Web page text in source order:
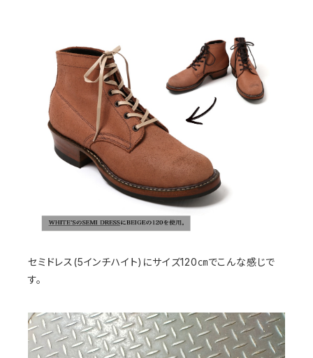
セミドレス(5インチハイト)にサイズ120㎝でこんな感じで
す。